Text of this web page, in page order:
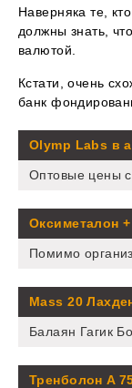
Наверняка те,
должны знать,
валютой.
Кстати, очень
банк
Olymp Labs в
Оптовые цены
Оксиметалон
Помимо
Mass 20
Балаян Гагик
Тренболон A